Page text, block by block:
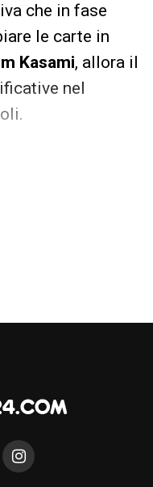
che in fase
le carte in
Kasami, allora il
nel